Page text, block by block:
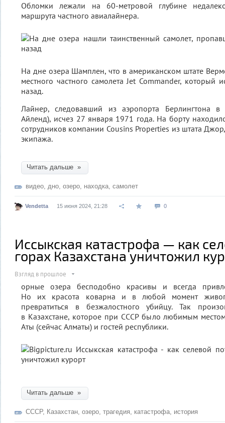
Обломки лежали на 60-метровой глубине
маршрута частного авиалайнера.
На дне озера Шамплен, что в американском штате
местного частного самолета Jet Commander, который
назад.
Лайнер, следовавший из аэропорта Берлингтона
Айленд), исчез 27 января 1971 года. На борту
сотрудников компании Cousins Properties из штата
экипажа.
Читать дальше »
видео, дно, озеро, находка, самолет
Vendetta 15 июня 2024, 21:28 0
Иссыкская катастрофа — как
горах Казахстана уничтожил
Взгляд в прошлое
орные озера бесподобно красивы и всегда
Но их красота коварна и в любой момент
превратиться в безжалостного убийцу. Так
в Казахстане, которое при СССР было любимым
Аты (сейчас Алматы) и гостей республики.
Читать дальше »
СССР, Казахстан, озеро, трагедия, катастрофа, история